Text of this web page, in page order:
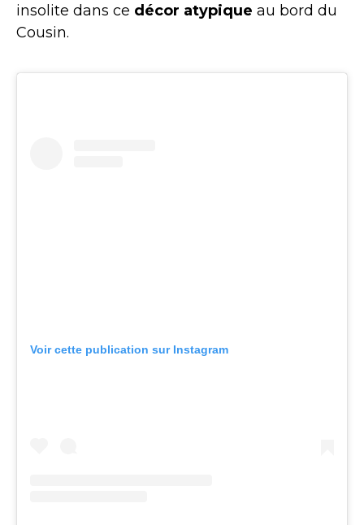
insolite dans ce décor atypique au bord du
Cousin.
Voir cette publication sur Instagram